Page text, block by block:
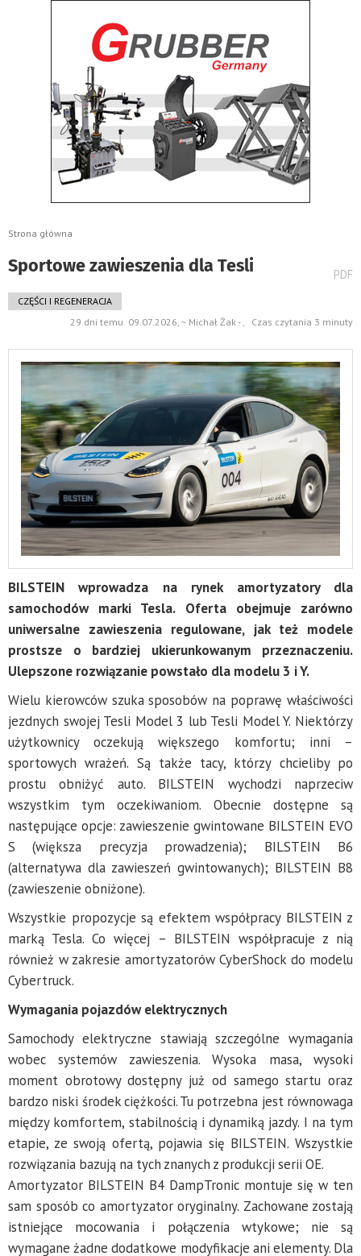
Strona główna
Sportowe zawieszenia dla Tesli PDF
CZĘŚCI I REGENERACJA
29 dni temu 09.07.2026, ~ Michał Żak - , Czas czytania 3 minuty
BILSTEIN wprowadza na rynek amortyzatory dla
samochodów marki Tesla. Oferta obejmuje zarówno
uniwersalne zawieszenia regulowane, jak też modele
prostsze o bardziej ukierunkowanym przeznaczeniu.
Ulepszone rozwiązanie powstało dla modelu 3 i Y.
Wielu kierowców szuka sposobów na poprawę właściwości
jezdnych swojej Tesli Model 3 lub Tesli Model Y. Niektórzy
użytkownicy oczekują większego komfortu; inni –
sportowych wrażeń. Są także tacy, którzy chcieliby po
prostu obniżyć auto. BILSTEIN wychodzi naprzeciw
wszystkim tym oczekiwaniom. Obecnie dostępne są
następujące opcje: zawieszenie gwintowane BILSTEIN EVO
S (większa precyzja prowadzenia); BILSTEIN B6
(alternatywa dla zawieszeń gwintowanych); BILSTEIN B8
(zawieszenie obniżone).
Wszystkie propozycje są efektem współpracy BILSTEIN z
marką Tesla. Co więcej – BILSTEIN współpracuje z nią
również w zakresie amortyzatorów CyberShock do modelu
Cybertruck.
Wymagania pojazdów elektrycznych
Samochody elektryczne stawiają szczególne wymagania
wobec systemów zawieszenia. Wysoka masa, wysoki
moment obrotowy dostępny już od samego startu oraz
bardzo niski środek ciężkości. Tu potrzebna jest równowaga
między komfortem, stabilnością i dynamiką jazdy. I na tym
etapie, ze swoją ofertą, pojawia się BILSTEIN. Wszystkie
rozwiązania bazują na tych znanych z produkcji serii OE.
Amortyzator BILSTEIN B4 DampTronic montuje się w ten
sam sposób co amortyzator oryginalny. Zachowane zostają
istniejące mocowania i połączenia wtykowe; nie są
wymagane żadne dodatkowe modyfikacje ani elementy. Dla